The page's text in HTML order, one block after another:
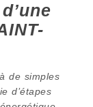
de simples
d’étapes